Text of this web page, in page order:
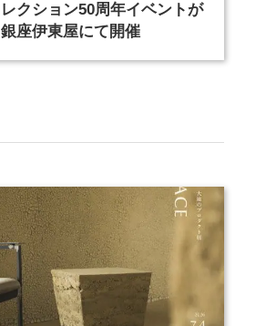
レクション50周年イベントが
銀座伊東屋にて開催